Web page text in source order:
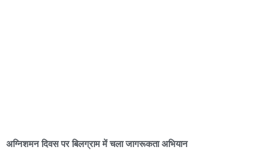
अग्निशमन दिवस पर बिलग्राम में चला जागरूकता अभियान